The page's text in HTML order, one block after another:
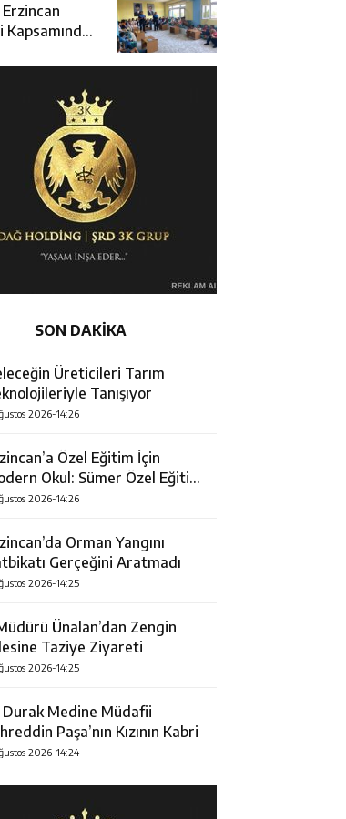
Kapsamında
SON DAKİKA
Üreticileri Tarım
Tanışıyor
2026-14:26
Özel Eğitim İçin
Okul: Sümer Özel Eğitim
Okulu Protokolü
2026-14:26
Orman Yangını
Gerçeğini Aratmadı
2026-14:25
Ünalan’dan Zengin
Taziye Ziyareti
2026-14:25
Durak Medine Müdafii
Paşa’nın Kızının Kabri
2026-14:24